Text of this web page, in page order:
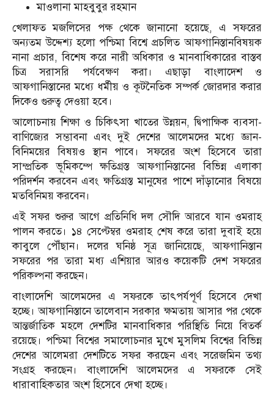
মাওলানা মাহবুবুর রহমান
খেলাফত মজলিসের পক্ষ থেকে জানানো হয়েছে, এ সফরের
অন্যতম উদ্দেশ্য হলো পশ্চিমা বিশ্বে প্রচলিত আফগানিস্তানবিষয়ক
নানা প্রচার, বিশেষ করে নারী অধিকার ও মানবাধিকারের বাস্তব
চিত্র সরাসরি পর্যবেক্ষণ করা। এছাড়া বাংলাদেশ ও
আফগানিস্তানের মধ্যে ধর্মীয় ও কূটনৈতিক সম্পর্ক জোরদার করার
দিকেও গুরুত্ব দেওয়া হবে।
আলোচনায় শিক্ষা ও চিকিৎসা খাতের উন্নয়ন, দ্বিপাক্ষিক ব্যবসা-
বাণিজ্যের সম্ভাবনা এবং দুই দেশের আলেমদের মধ্যে জ্ঞান-
বিনিময়ের বিষয়ও স্থান পাবে। সফরের অংশ হিসেবে তারা
সাম্প্রতিক ভূমিকম্পে ক্ষতিগ্রস্ত আফগানিস্তানের বিভিন্ন এলাকা
পরিদর্শন করবেন এবং ক্ষতিগ্রস্ত মানুষের পাশে দাঁড়ানোর বিষয়ে
মতবিনিময় করবেন।
এই সফর শুরুর আগে প্রতিনিধি দল সৌদি আরবে যান ওমরাহ
পালন করতে। ১৪ সেপ্টেম্বর ওমরাহ শেষ করে তারা দুবাই হয়ে
কাবুলে পৌঁছান। দলের ঘনিষ্ঠ সূত্র জানিয়েছে, আফগানিস্তান
সফরের পর তারা মধ্য এশিয়ার আরও কয়েকটি দেশ সফরের
পরিকল্পনা করছেন।
বাংলাদেশি আলেমদের এ সফরকে তাৎপর্যপূর্ণ হিসেবে দেখা
হচ্ছে। আফগানিস্তানে তালেবান সরকার ক্ষমতায় আসার পর থেকে
আন্তর্জাতিক মহলে দেশটির মানবাধিকার পরিস্থিতি নিয়ে বিতর্ক
রয়েছে। পশ্চিমা বিশ্বের সমালোচনার মুখে মুসলিম বিশ্বের বিভিন্ন
দেশের আলেমরা দেশটিতে সফর করছেন এবং সরেজমিন তথ্য
সংগ্রহ করছেন। বাংলাদেশি আলেমদের এ সফরকে সেই
ধারাবাহিকতার অংশ হিসেবে দেখা হচ্ছে।